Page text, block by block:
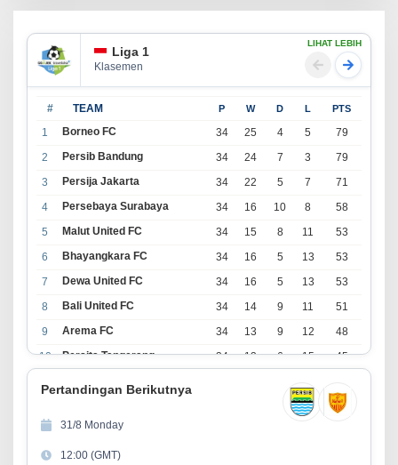
Liga 1
Klasemen
LIHAT LEBIH
# TEAM P W D L PTS
1 Borneo FC 34 25 4 5
79
2
Persib Bandung 34 24 7 3
79
3
Persija Jakarta 34 22 5 7
71
4
Persebaya Surabaya 34 16 10 8
58
5
Malut United FC 34 15 8 11
53
6
Bhayangkara FC 34 16 5 13
53
7
Dewa United FC 34 16 5 13
53
8
Bali United FC 34 14 9 11
51
9
Arema FC 34 13 9 12
48
10
Persita Tangerang 34 13 6 15
45
17
39
13
Persijap Jepara
14
Madura United FC
Pertandingan Berikutnya
31/8 Monday
12:00 (GMT)